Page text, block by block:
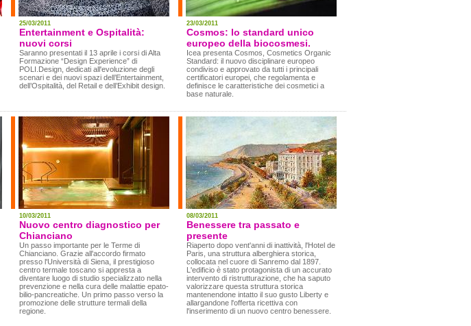
25/03/2011
Entertainment e Ospitalità:
nuovi corsi
Saranno presentati il 13 aprile i corsi di Alta
Formazione “Design Experience” di
POLI.Design, dedicati all'evoluzione degli
scenari e dei nuovi spazi dell’Entertainment,
dell’Ospitalità, del Retail e dell’Exhibit design.
23/03/2011
Cosmos: lo standard unico
europeo della biocosmesi.
Icea presenta Cosmos, Cosmetics Organic
Standard: il nuovo disciplinare europeo
condiviso e approvato da tutti i principali
certificatori europei, che regolamenta e
definisce le caratteristiche dei cosmetici a
base naturale.
10/03/2011
Nuovo centro diagnostico per
Chianciano
Un passo importante per le Terme di
Chianciano. Grazie all'accordo firmato
presso l'Università di Siena, il prestigioso
centro termale toscano si appresta a
diventare luogo di studio specializzato nella
prevenzione e nella cura delle malattie epato-
bilio-pancreatiche. Un primo passo verso la
promozione delle strutture termali della
regione.
08/03/2011
Benessere tra passato e
presente
Riaperto dopo vent'anni di inattività, l'Hotel de
Paris, una struttura alberghiera storica,
collocata nel cuore di Sanremo dal 1897.
L'edificio è stato protagonista di un accurato
intervento di ristrutturazione, che ha saputo
valorizzare questa struttura storica
mantenendone intatto il suo gusto Liberty e
allargandone l'offerta ricettiva con
l'inserimento di un nuovo centro benessere.